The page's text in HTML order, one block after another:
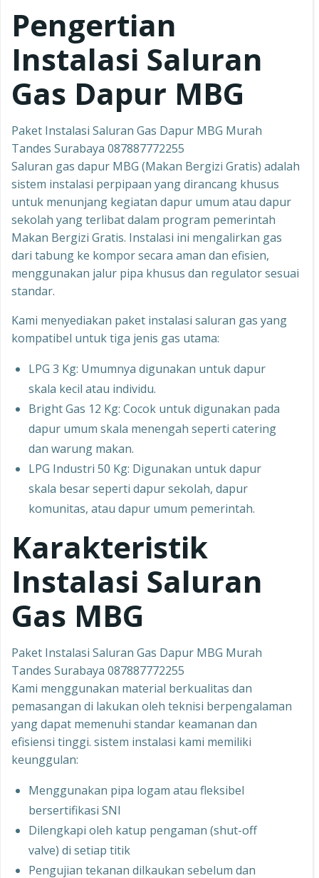
Pengertian
Instalasi Saluran
Gas Dapur MBG
Paket Instalasi Saluran Gas Dapur MBG Murah
Tandes Surabaya 087887772255
Saluran gas dapur MBG (Makan Bergizi Gratis) adalah
sistem instalasi perpipaan yang dirancang khusus
untuk menunjang kegiatan dapur umum atau dapur
sekolah yang terlibat dalam program pemerintah
Makan Bergizi Gratis. Instalasi ini mengalirkan gas
dari tabung ke kompor secara aman dan efisien,
menggunakan jalur pipa khusus dan regulator sesuai
standar.
Kami menyediakan paket instalasi saluran gas yang
kompatibel untuk tiga jenis gas utama:
LPG 3 Kg: Umumnya digunakan untuk dapur
skala kecil atau individu.
Bright Gas 12 Kg: Cocok untuk digunakan pada
dapur umum skala menengah seperti catering
dan warung makan.
LPG Industri 50 Kg: Digunakan untuk dapur
skala besar seperti dapur sekolah, dapur
komunitas, atau dapur umum pemerintah.
Karakteristik
Instalasi Saluran
Gas MBG
Paket Instalasi Saluran Gas Dapur MBG Murah
Tandes Surabaya 087887772255
Kami menggunakan material berkualitas dan
pemasangan di lakukan oleh teknisi berpengalaman
yang dapat memenuhi standar keamanan dan
efisiensi tinggi. sistem instalasi kami memiliki
keunggulan:
Menggunakan pipa logam atau fleksibel
bersertifikasi SNI
Dilengkapi oleh katup pengaman (shut-off
valve) di setiap titik
Pengujian tekanan dilkaukan sebelum dan